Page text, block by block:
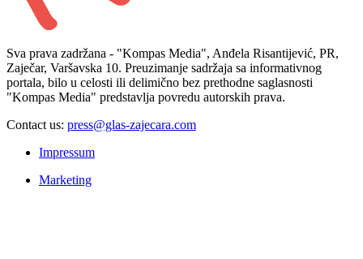
Sva prava zadržana - "Kompas Media", Anđela Risantijević, PR,
Zaječar, Varšavska 10. Preuzimanje sadržaja sa informativnog
portala, bilo u celosti ili delimično bez prethodne saglasnosti
"Kompas Media" predstavlja povredu autorskih prava.
Contact us: press@glas-zajecara.com
Impressum
Marketing